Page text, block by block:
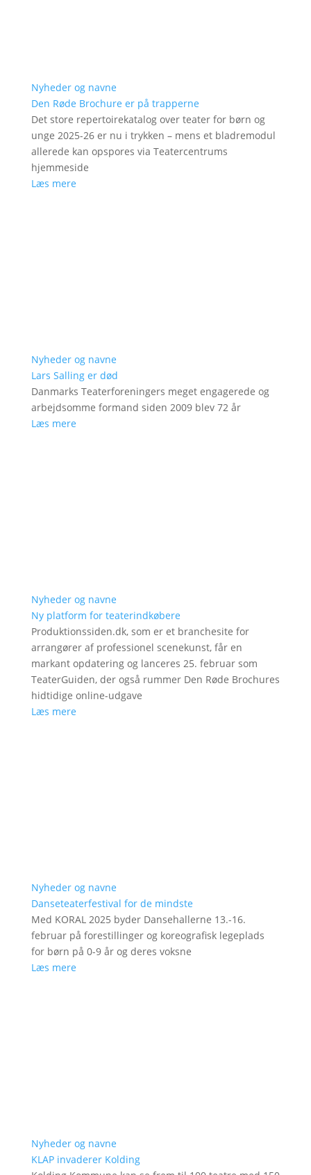
Nyheder og navne
Den Røde Brochure er på trapperne
Det store repertoirekatalog over teater for børn og
unge 2025-26 er nu i trykken – mens et bladremodul
allerede kan opspores via Teatercentrums
hjemmeside
Læs mere
Nyheder og navne
Lars Salling er død
Danmarks Teaterforeningers meget engagerede og
arbejdsomme formand siden 2009 blev 72 år
Læs mere
Nyheder og navne
Ny platform for teaterindkøbere
Produktionssiden.dk, som er et branchesite for
arrangører af professionel scenekunst, får en
markant opdatering og lanceres 25. februar som
TeaterGuiden, der også rummer Den Røde Brochures
hidtidige online-udgave
Læs mere
Nyheder og navne
Danseteaterfestival for de mindste
Med KORAL 2025 byder Dansehallerne 13.-16.
februar på forestillinger og koreografisk legeplads
for børn på 0-9 år og deres voksne
Læs mere
Nyheder og navne
KLAP invaderer Kolding